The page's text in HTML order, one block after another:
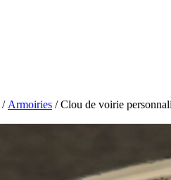
/ Armoiries / Clou de voirie